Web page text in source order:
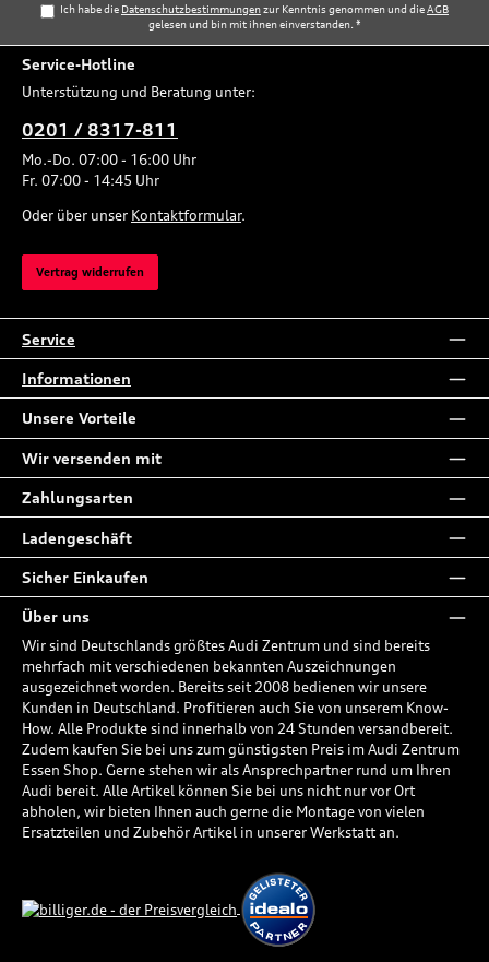
Ich habe die Datenschutzbestimmungenzur Kenntnis genommen und dieAGB
gelesen und bin mit ihnen einverstanden.*
Service-Hotline
Unterstützung und Beratung unter:
0201 / 8317-811
Mo.-Do. 07:00 - 16:00 Uhr
Fr. 07:00 - 14:45 Uhr
Oder über unser Kontaktformular.
Vertrag widerrufen
Service
Informationen
Unsere Vorteile
Wir versenden mit
Zahlungsarten
Ladengeschäft
Sicher Einkaufen
Über uns
Wir sind Deutschlands größtes Audi Zentrum und sind bereits
mehrfach mit verschiedenen bekannten Auszeichnungen
ausgezeichnet worden. Bereits seit 2008 bedienen wir unsere
Kunden in Deutschland. Profitieren auch Sie von unserem Know-
How. Alle Produkte sind innerhalb von 24 Stunden versandbereit.
Zudem kaufen Sie bei uns zum günstigsten Preis im Audi Zentrum
Essen Shop. Gerne stehen wir als Ansprechpartner rund um Ihren
Audi bereit. Alle Artikel können Sie bei uns nicht nur vor Ort
abholen, wir bieten Ihnen auch gerne die Montage von vielen
Ersatzteilen und Zubehör Artikel in unserer Werkstatt an.